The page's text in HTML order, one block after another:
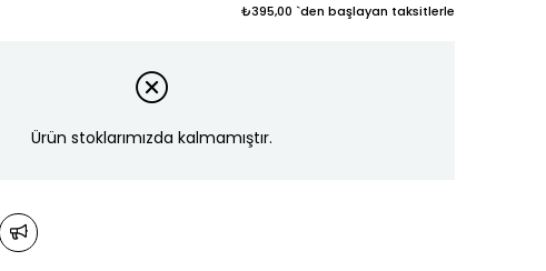
₺395,00 `den başlayan taksitlerle
Ürün stoklarımızda kalmamıştır.